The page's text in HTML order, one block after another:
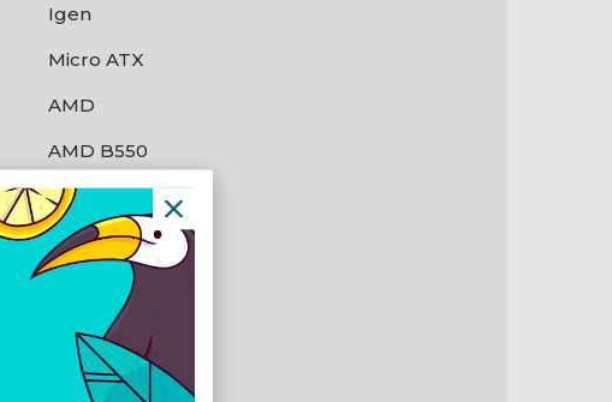
Igen
Micro ATX
AMD
AMD B550
1
4